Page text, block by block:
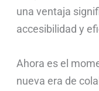
una ventaja
accesibilidad y
Ahora es el
nueva era de